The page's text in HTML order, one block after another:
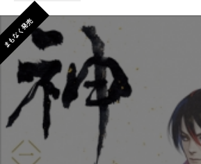
まもなく発売